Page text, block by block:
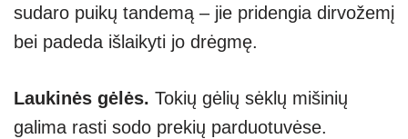
sudaro puikų tandemą – jie pridengia dirvožemį
bei padeda išlaikyti jo drėgmę.
Laukinės gėlės. Tokių gėlių sėklų mišinių
galima rasti sodo prekių parduotuvėse.